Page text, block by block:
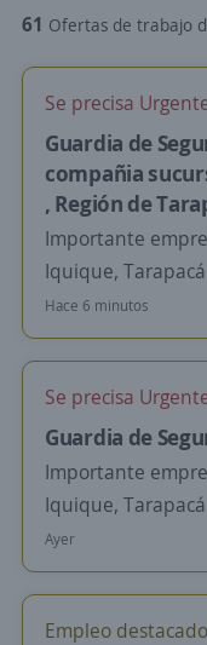
61 Ofertas de trabajo de guardia
Se precisa
Guardia de
compañia
, Región de
Importante
Iquique, Tarapacá
Hace 6 minutos
Se precisa
Guardia de
Importante
Iquique, Tarapacá
Ayer
Empleo destacado